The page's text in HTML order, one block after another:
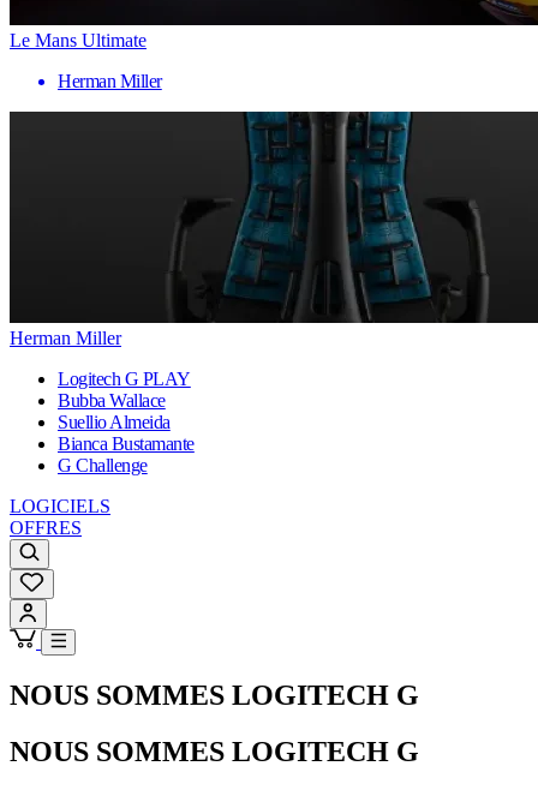
Le Mans Ultimate
Herman Miller
Herman Miller
Logitech G PLAY
Bubba Wallace
Suellio Almeida
Bianca Bustamante
G Challenge
LOGICIELS
OFFRES
NOUS SOMMES LOGITECH G
NOUS SOMMES LOGITECH G